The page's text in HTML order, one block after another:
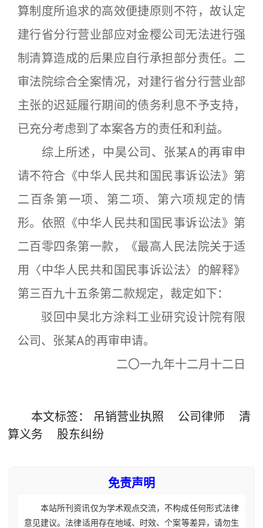
算制度所追求的高效便捷原则不符，故认定
建行省分行营业部应对金樱公司无法进行强
制清算造成的后果应自行承担部分责任。二
审法院综合全案情况，对建行省分行营业部
主张的迟延履行期间的债务利息不予支持，
已充分考虑到了本案各方的责任和利益。
综上所述，中昊公司、张某A的再审申
请不符合《中华人民共和国民事诉讼法》第
二百条第一项、第二项、第六项规定的情
形。依照《中华人民共和国民事诉讼法》第
二百零四条第一款，《最高人民法院关于适
用〈中华人民共和国民事诉讼法〉的解释》
第三百九十五条第二款规定，裁定如下：
驳回中昊北方涂料工业研究设计院有限
公司、张某A的再审申请。
二〇一九年十二月十二日
本文标签： 吊销营业执照 公司律师
清
算义务
股东纠纷
免责声明
本站所刊资讯仅为学术观点交流，不构成任何形式法律
意见建议。法律适用存在地域、时效、个案等差异，请勿生